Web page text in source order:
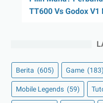
TT600 Vs Godox V1
Berita (605) Game (183)
Mobile Legends (59)